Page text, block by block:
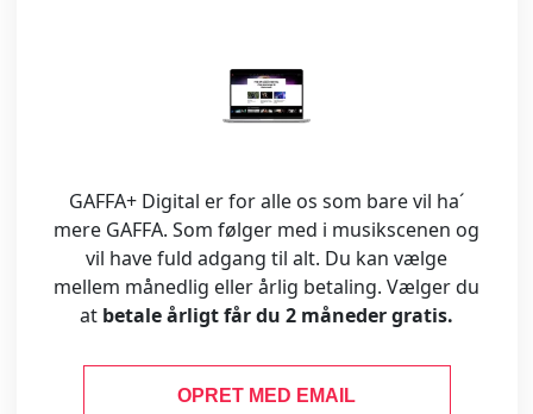
GAFFA+ Digital er for alle os som bare vil ha´
mere GAFFA. Som følger med i musikscenen og
vil have fuld adgang til alt. Du kan vælge
mellem månedlig eller årlig betaling. Vælger du
at betale årligt får du 2 måneder gratis.
OPRET MED EMAIL